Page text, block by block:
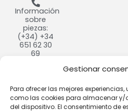
Gestionar
Para ofrecer las mejores
como las cookies para almacenar
del dispositivo. El consentimiento de
Información
sobre
piezas:
(+34) +34
651 62 30
69
info@cultivdron.com​
Calle
Ramón y
Cajal, 9,